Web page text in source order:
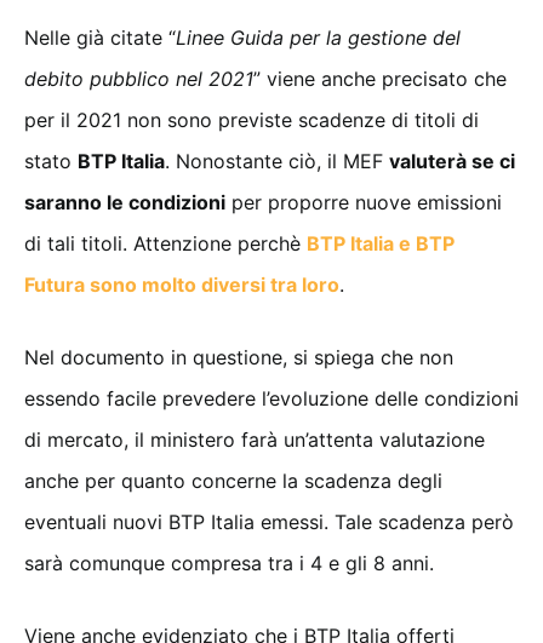
Nelle già citate “Linee Guida per la gestione del
debito pubblico nel 2021” viene anche precisato che
per il 2021 non sono previste scadenze di titoli di
stato BTP Italia. Nonostante ciò, il MEF valuterà se ci
saranno le condizioni per proporre nuove emissioni
di tali titoli. Attenzione perchè BTP Italia e BTP
Futura sono molto diversi tra loro.
Nel documento in questione, si spiega che non
essendo facile prevedere l’evoluzione delle condizioni
di mercato, il ministero farà un’attenta valutazione
anche per quanto concerne la scadenza degli
eventuali nuovi BTP Italia emessi. Tale scadenza però
sarà comunque compresa tra i 4 e gli 8 anni.
Viene anche evidenziato che i BTP Italia offerti